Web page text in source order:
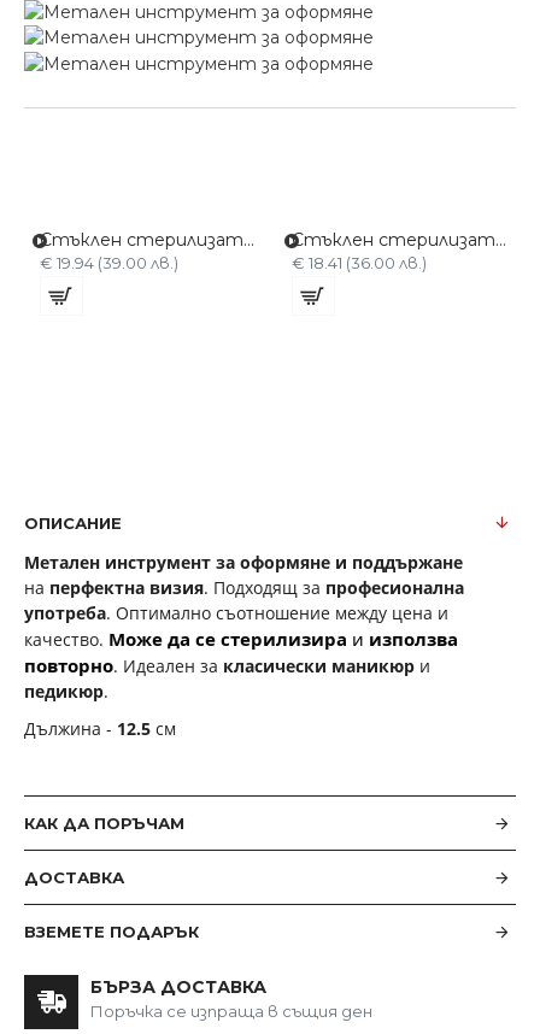
Стъклен стерилизатор Голям
€ 19.94 (39.00 лв.)
Стъклен стерилизатор Малък
€ 18.41 (36.00 лв.)
ОПИСАНИЕ
Метален инструмент за оформяне и поддържане
на перфектна визия. Подходящ за професионална
употреба. Оптимално съотношение между цена и
качество. Може да се стерилизира и използва
повторно. Идеален за класически маникюр и
педикюр.
Дължина - 12.5 см
КАК ДА ПОРЪЧАМ
ДОСТАВКА
ВЗЕМЕТЕ ПОДАРЪК
БЪРЗА ДОСТАВКА
Поръчка се изпраща в същия ден